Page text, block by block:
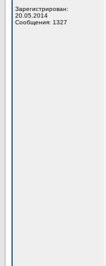
Зарегистрирован:
20.05.2014
Сообщения: 1327